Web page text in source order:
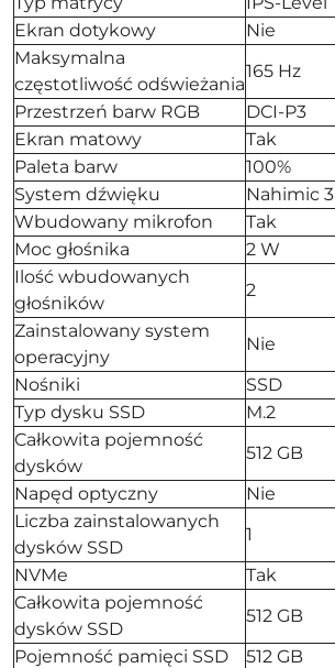
Ekran dotykowy
Nie
Maksymalna
częstotliwość odświeżania
165 Hz
Przestrzeń barw RGB
DCI-P3
Ekran matowy
Tak
Paleta barw
100%
System dźwięku
Nahimic 3
Wbudowany mikrofon
Tak
Moc głośnika
2 W
Ilość wbudowanych
głośników
2
Zainstalowany system
operacyjny
Nie
Nośniki
SSD
Typ dysku SSD
M.2
Całkowita pojemność
dysków
512 GB
Napęd optyczny
Nie
Liczba zainstalowanych
dysków SSD
1
NVMe
Tak
Całkowita pojemność
dysków SSD
512 GB
Pojemność pamięci SSD
512 GB